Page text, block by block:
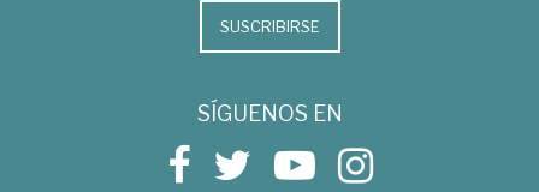
SUSCRIBIRSE
SÍGUENOS EN